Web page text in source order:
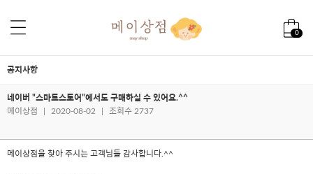
0
공지사항
네이버 "스마트스토어"에서도 구매하실 수 있어요.^^
메이상점
2020-08-02 조회수 2737
메이상점을 찾아 주시는 고객님들 감사합니다.^^